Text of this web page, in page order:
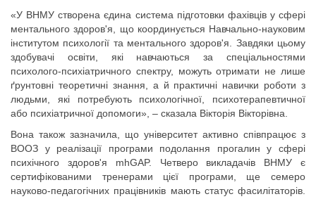
«У ВНМУ створена єдина система підготовки фахівців у сфері
ментального здоров'я, що координується Навчально-науковим
інститутом психології та ментального здоров'я. Завдяки цьому
здобувачі освіти, які навчаються за спеціальностями
психолого-психіатричного спектру, можуть отримати не лише
ґрунтовні теоретичні знання, а й практичні навички роботи з
людьми, які потребують психологічної, психотерапевтичної
або психіатричної допомоги», – сказала Вікторія Вікторівна.
Вона також зазначила, що університет активно співпрацює з
ВООЗ у реалізації програми подолання прогалин у сфері
психічного здоров'я mhGAP. Четверо викладачів ВНМУ є
сертифікованими тренерами цієї програми, ще семеро
науково-педагогічних працівників мають статус фасилітаторів.